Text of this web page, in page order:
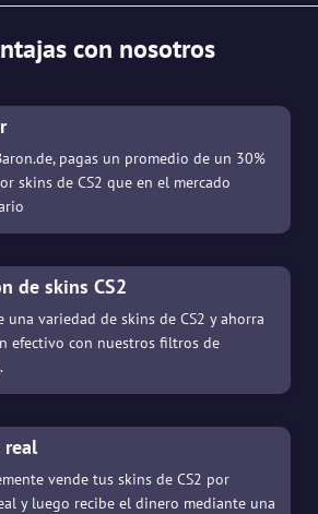
con nosotros
pagas un promedio de un 30%
skins de CS2 que en el mercado
de skins CS2
una variedad de skins de CS2 y ahorra
efectivo con nuestros filtros de
real
vende tus skins de CS2 por
y luego recibe el dinero mediante una